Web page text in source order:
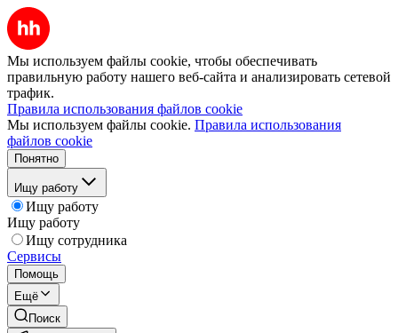
Мы используем файлы cookie, чтобы обеспечивать
правильную работу нашего веб-сайта и анализировать сетевой
трафик.
Правила использования файлов cookie
Мы используем файлы cookie. Правила использования
файлов cookie
Понятно
Ищу работу
Ищу работу
Ищу работу
Ищу сотрудника
Сервисы
Помощь
Ещё
Поиск